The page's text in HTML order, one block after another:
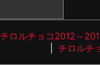
チロルチョコ2012～
チロルチ